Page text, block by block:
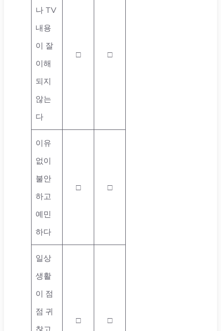
나 TV
내용
이 잘
이해
되지
않는
다
□ □
이유
없이
불안
하고
예민
하다
□ □
일상
생활
이 점
점 귀
□ □